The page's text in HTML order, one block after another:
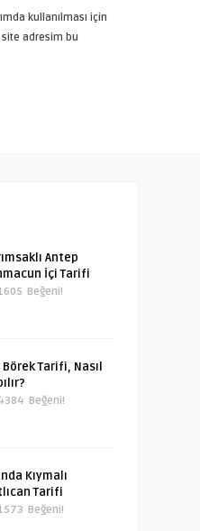
kullanılması için
adresim bu
Antep
İçi Tarifi
Beğeni!
Börek Tarifi, Nasıl
Beğeni!
Kıymalı
Tarifi
Beğeni!